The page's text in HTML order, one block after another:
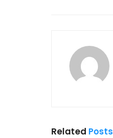
Related Posts